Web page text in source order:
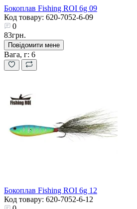
Бокоплав Fishing ROI 6g 09
Код товару: 620-7052-6-09
0
83грн.
Повідомити мене
Вага, г: 6
Бокоплав Fishing ROI 6g 12
Код товару: 620-7052-6-12